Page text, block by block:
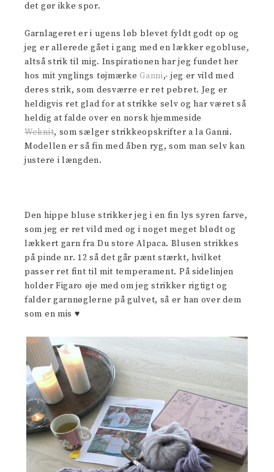
det gør ikke spor.
Garnlageret er i ugens løb blevet fyldt godt op og
jeg er allerede gået i gang med en lækker egobluse,
altså strik til mig. Inspirationen har jeg fundet her
hos mit ynglings tøjmærke Ganni,- jeg er vild med
deres strik, som desværre er ret pebret. Jeg er
heldigvis ret glad for at strikke selv og har været så
heldig at falde over en norsk hjemmeside
Weknit, som sælger strikkeopskrifter a la Ganni.
Modellen er så fin med åben ryg, som man selv kan
justere i længden.
Den hippe bluse strikker jeg i en fin lys syren farve,
som jeg er ret vild med og i noget meget blødt og
lækkert garn fra Du store Alpaca. Blusen strikkes
på pinde nr. 12 så det går pænt stærkt, hvilket
passer ret fint til mit temperament. På sidelinjen
holder Figaro øje med om jeg strikker rigtigt og
falder garnnøglerne på gulvet, så er han over dem
som en mis ♥